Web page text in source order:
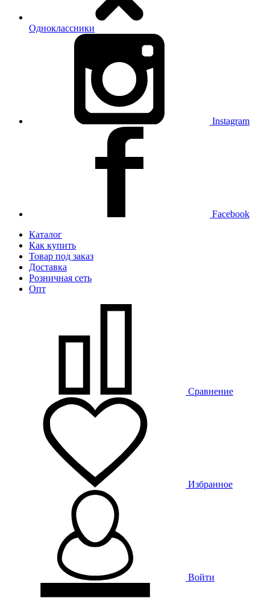
Одноклассники
Instagram
Facebook
Каталог
Как купить
Товар под заказ
Доставка
Розничная сеть
Опт
Сравнение
Избранное
Войти